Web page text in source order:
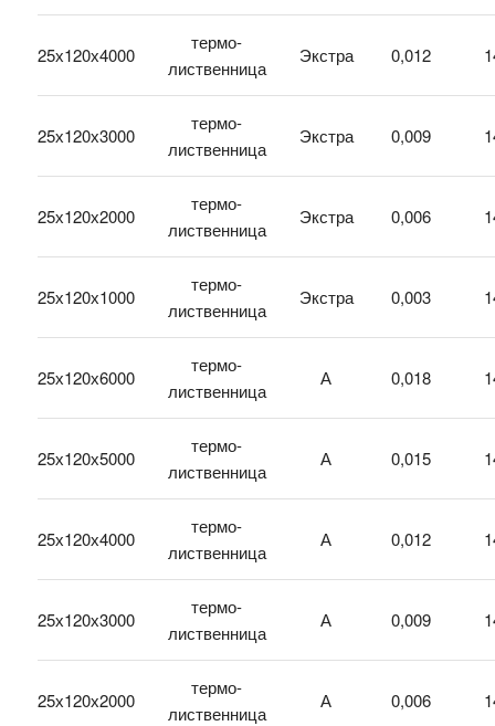
25х120х4000
термо-
лиственница
Экстра 0,012
25х120х3000
термо-
лиственница
Экстра 0,009
25х120х2000
термо-
лиственница
Экстра 0,006
25х120х1000
термо-
лиственница
Экстра 0,003
25х120х6000
термо-
лиственница
А 0,018
25х120х5000
термо-
лиственница
А 0,015
25х120х4000
термо-
лиственница
А 0,012
25х120х3000
термо-
лиственница
А 0,009
25х120х2000
термо-
лиственница
А 0,006